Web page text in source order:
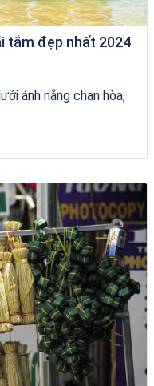
tắm đẹp nhất 2024
ánh nắng chan hòa,